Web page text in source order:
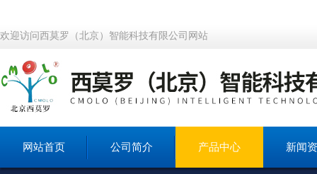
欢迎访问西莫罗（北京）智能科技有限公司网站
网站首页 公司简介 产品中心 新闻